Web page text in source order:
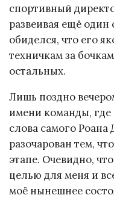
спортивный
развеивая ещё один
обиделся, что его
техничкам за
остальных.
Лишь поздно
имени команды,
слова самого Роана
разочарован тем,
этапе. Очевидно,
целью для меня и
моё нынешнее